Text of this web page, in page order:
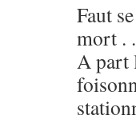
Faut
mort .
A part